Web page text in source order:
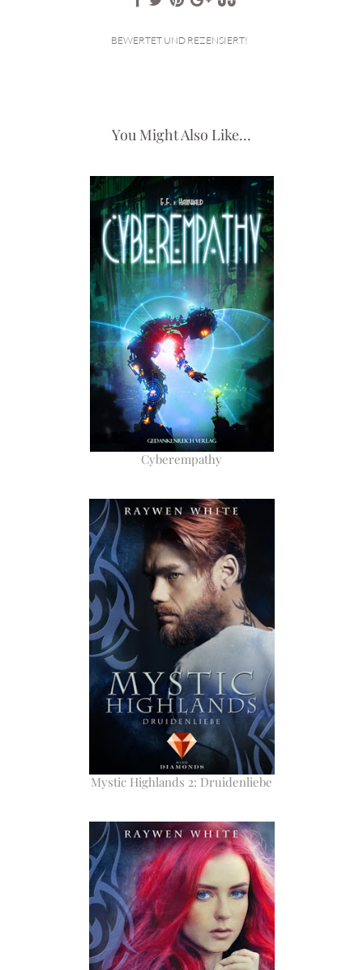
BEWERTET UND REZENSIERT!
You Might Also Like...
Cyberempathy
Mystic Highlands 2: Druidenliebe